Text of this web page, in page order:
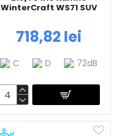
WinterCraft WS71 SUV
718,82 lei
C D 72dB